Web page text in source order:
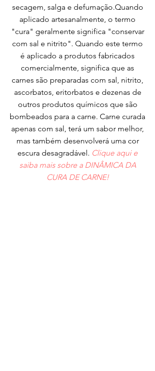
secagem, salga e defumação.Quando
aplicado artesanalmente, o termo
"cura" geralmente significa "conservar
com sal e nitrito". Quando este termo
é aplicado a produtos fabricados
comercialmente, significa que as
carnes são preparadas com sal, nitrito,
ascorbatos, eritorbatos e dezenas de
outros produtos químicos que são
bombeados para a carne. Carne curada
apenas com sal, terá um sabor melhor,
mas também desenvolverá uma cor
escura desagradável. Clique aqui e
saiba mais sobre a DINÂMICA DA
CURA DE CARNE!